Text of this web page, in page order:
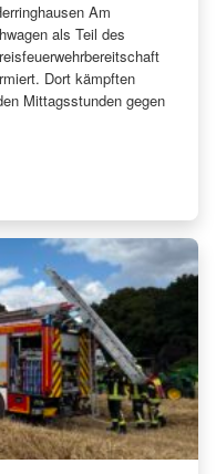
Am
als Teil des
Dort kämpften
Mittagsstunden gegen